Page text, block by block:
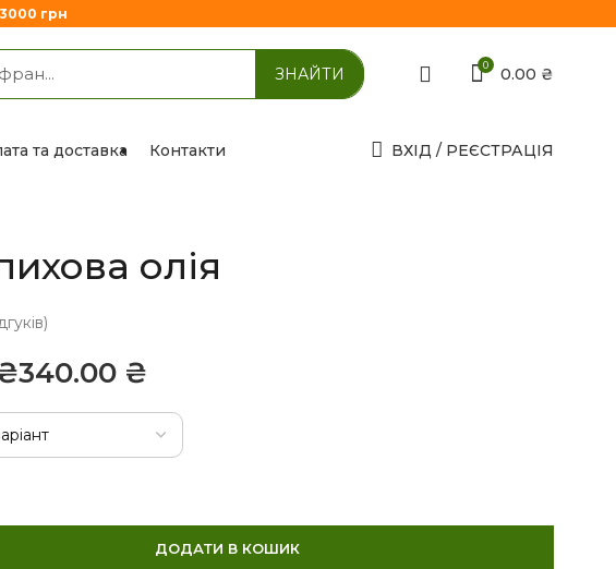
0 0.00 ₴
та доставка Контакти ВХІД / РЕЄСТРАЦІЯ
олія
₴
ДОДАТИ В КОШИК
грн